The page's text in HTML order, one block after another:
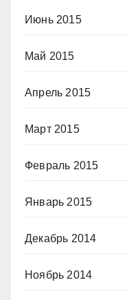
Июнь 2015
Май 2015
Апрель 2015
Март 2015
Февраль 2015
Январь 2015
Декабрь 2014
Ноябрь 2014